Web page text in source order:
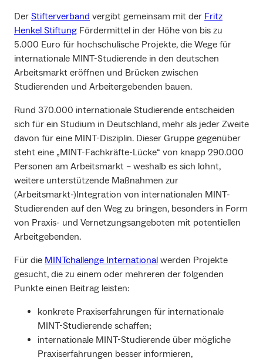
Der Stifterverband vergibt gemeinsam mit der Fritz
Henkel Stiftung Fördermittel in der Höhe von bis zu
5.000 Euro für hochschulische Projekte, die Wege für
internationale MINT-Studierende in den deutschen
Arbeitsmarkt eröffnen und Brücken zwischen
Studierenden und Arbeitergebenden bauen.
Rund 370.000 internationale Studierende entscheiden
sich für ein Studium in Deutschland, mehr als jeder Zweite
davon für eine MINT-Disziplin. Dieser Gruppe gegenüber
steht eine „MINT-Fachkräfte-Lücke“ von knapp 290.000
Personen am Arbeitsmarkt – weshalb es sich lohnt,
weitere unterstützende Maßnahmen zur
(Arbeitsmarkt-)Integration von internationalen MINT-
Studierenden auf den Weg zu bringen, besonders in Form
von Praxis- und Vernetzungsangeboten mit potentiellen
Arbeitgebenden.
Für die MINTchallenge International werden Projekte
gesucht, die zu einem oder mehreren der folgenden
Punkte einen Beitrag leisten:
konkrete Praxiserfahrungen für internationale
MINT-Studierende schaffen;
internationale MINT-Studierende über mögliche
Praxiserfahrungen besser informieren,